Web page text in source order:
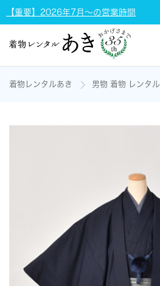
【重要】2026年7月～の営業時間
着物レンタルあき 男物 着物 レンタル